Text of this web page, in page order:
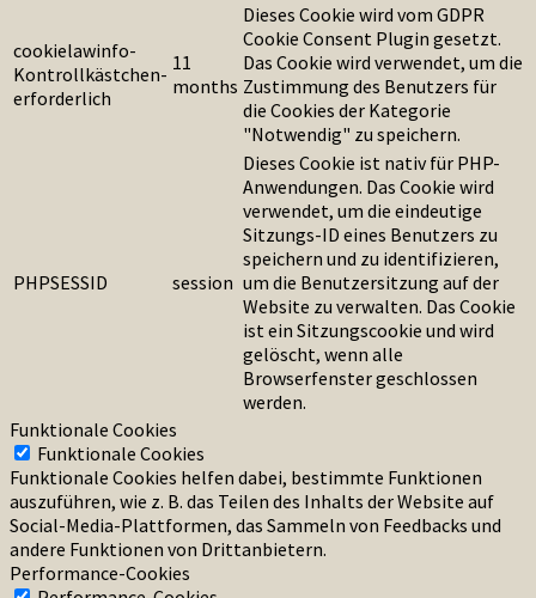
cookielawinfo-
Kontrollkästchen-
erforderlich
11
months
Dieses Cookie wird vom GDPR
Cookie Consent Plugin gesetzt.
Das Cookie wird verwendet, um die
Zustimmung des Benutzers für
die Cookies der Kategorie
"Notwendig" zu speichern.
PHPSESSID session
Dieses Cookie ist nativ für PHP-
Anwendungen. Das Cookie wird
verwendet, um die eindeutige
Sitzungs-ID eines Benutzers zu
speichern und zu identifizieren,
um die Benutzersitzung auf der
Website zu verwalten. Das Cookie
ist ein Sitzungscookie und wird
gelöscht, wenn alle
Browserfenster geschlossen
werden.
Funktionale Cookies
Funktionale Cookies
Funktionale Cookies helfen dabei, bestimmte Funktionen
auszuführen, wie z. B. das Teilen des Inhalts der Website auf
Social-Media-Plattformen, das Sammeln von Feedbacks und
andere Funktionen von Drittanbietern.
Performance-Cookies